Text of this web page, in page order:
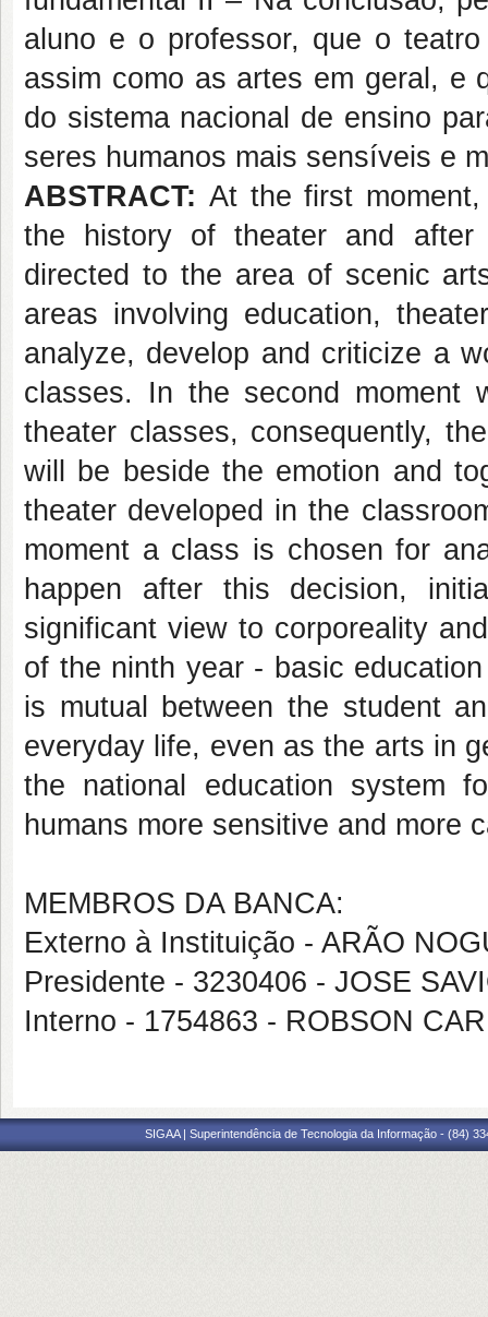
aluno e o professor, que o
assim como as artes em geral, e
do sistema nacional de ensino
seres humanos mais sensíveis e
ABSTRACT: At the first
the history of theater and after
directed to the area of scenic
areas involving education,
analyze, develop and criticize a
classes. In the second moment
theater classes, consequently,
will be beside the emotion and
theater developed in the
moment a class is chosen for
happen after this decision,
significant view to corporeality
of the ninth year - basic
is mutual between the student
everyday life, even as the arts in
the national education system
humans more sensitive and more
MEMBROS DA BANCA:
Externo à Instituição - ARÃO
Presidente - 3230406 - JOSE
Interno - 1754863 - ROBSON
SIGAA | Superintendência de Tecnologia da Informação - (84)